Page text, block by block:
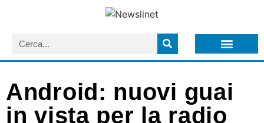
Android: nuovi guai
in vista per la radio